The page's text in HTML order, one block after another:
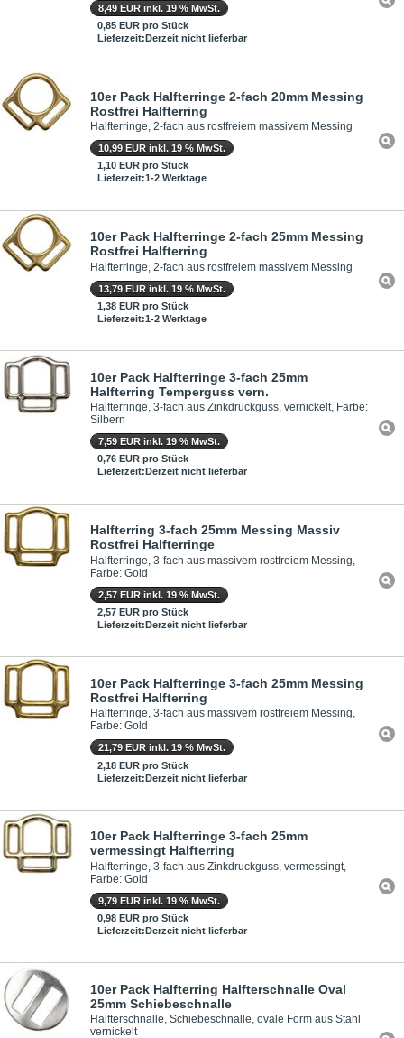
8,49 EUR inkl. 19 % MwSt.
0,85 EUR pro Stück
Lieferzeit:Derzeit nicht lieferbar
10er Pack Halfterringe 2-fach 20mm Messing
Rostfrei Halfterring
Halfterringe, 2-fach aus rostfreiem massivem Messing
10,99 EUR inkl. 19 % MwSt.
1,10 EUR pro Stück
Lieferzeit:1-2 Werktage
10er Pack Halfterringe 2-fach 25mm Messing
Rostfrei Halfterring
Halfterringe, 2-fach aus rostfreiem massivem Messing
13,79 EUR inkl. 19 % MwSt.
1,38 EUR pro Stück
Lieferzeit:1-2 Werktage
10er Pack Halfterringe 3-fach 25mm
Halfterring Temperguss vern.
Halfterringe, 3-fach aus Zinkdruckguss, vernickelt, Farbe:
Silbern
7,59 EUR inkl. 19 % MwSt.
0,76 EUR pro Stück
Lieferzeit:Derzeit nicht lieferbar
Halfterring 3-fach 25mm Messing Massiv
Rostfrei Halfterringe
Halfterringe, 3-fach aus massivem rostfreiem Messing,
Farbe: Gold
2,57 EUR inkl. 19 % MwSt.
2,57 EUR pro Stück
Lieferzeit:Derzeit nicht lieferbar
10er Pack Halfterringe 3-fach 25mm Messing
Rostfrei Halfterring
Halfterringe, 3-fach aus massivem rostfreiem Messing,
Farbe: Gold
21,79 EUR inkl. 19 % MwSt.
2,18 EUR pro Stück
Lieferzeit:Derzeit nicht lieferbar
10er Pack Halfterringe 3-fach 25mm
vermessingt Halfterring
Halfterringe, 3-fach aus Zinkdruckguss, vermessingt,
Farbe: Gold
9,79 EUR inkl. 19 % MwSt.
0,98 EUR pro Stück
Lieferzeit:Derzeit nicht lieferbar
10er Pack Halfterring Halfterschnalle Oval
25mm Schiebeschnalle
Halfterschnalle, Schiebeschnalle, ovale Form aus Stahl
vernickelt